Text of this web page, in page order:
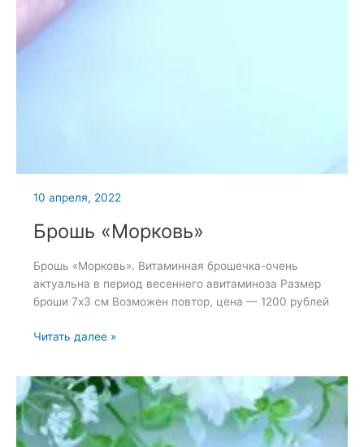
10 апреля, 2022
Брошь «Морковь»
Брошь «Морковь». Витаминная брошечка-очень
актуальна в период весеннего авитаминоза Размер
броши 7х3 см Возможен повтор, цена — 1200 рублей
Брошь
Читать далее »